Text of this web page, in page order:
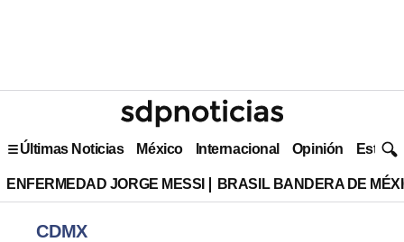
Últimas Noticias México Internacional Opinión Estilo
ENFERMEDAD JORGE MESSI BRASIL BANDERA DE
CDMX